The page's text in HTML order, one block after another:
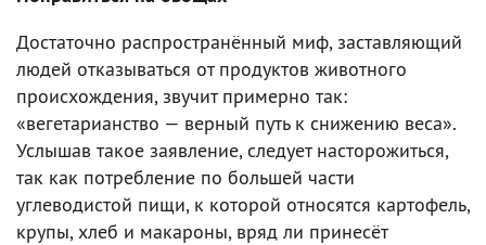
Достаточно распространённый миф, заставляющий
людей отказываться от продуктов животного
происхождения, звучит примерно так:
«вегетарианство — верный путь к снижению веса».
Услышав такое заявление, следует насторожиться,
так как потребление по большей части
углеводистой пищи, к которой относятся картофель,
крупы, хлеб и макароны, вряд ли принесёт